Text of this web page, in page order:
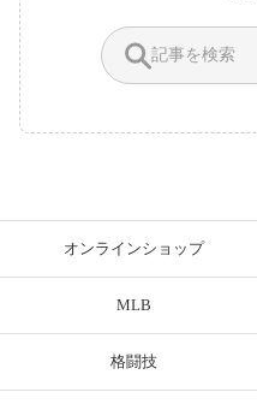
オンラインショップ
MLB
格闘技